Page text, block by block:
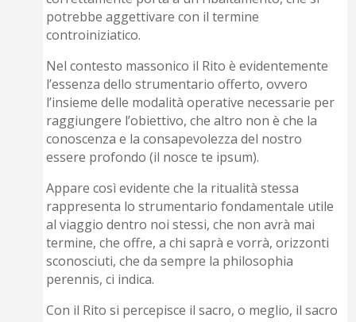
potrebbe aggettivare con il termine
controiniziatico.
Nel contesto massonico il Rito è evidentemente
l’essenza dello strumentario offerto, ovvero
l’insieme delle modalità operative necessarie per
raggiungere l’obiettivo, che altro non è che la
conoscenza e la consapevolezza del nostro
essere profondo (il nosce te ipsum).
Appare così evidente che la ritualità stessa
rappresenta lo strumentario fondamentale utile
al viaggio dentro noi stessi, che non avrà mai
termine, che offre, a chi saprà e vorrà, orizzonti
sconosciuti, che da sempre la philosophia
perennis, ci indica.
Con il Rito si percepisce il sacro, o meglio, il sacro